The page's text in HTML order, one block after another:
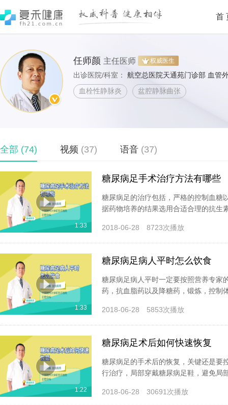
首
任师颜 主任医师 权威医生
出诊医院/科室：
航空总医院天通苑门诊部 血管
血栓性静脉炎
盆腔静脉曲张
全部 (74) 视频 (37) 语音 (37)
1:33
糖尿病足手术治疗方法有哪些
糖尿病足的治疗包括，严格的控制血糖
据药物培养的结果选用合适合理的抗生
2018-06-28 8723次播放
1:33
糖尿病足病人平时怎么饮食
糖尿病足病人平时一定要按照营养专家
药，抗血脂药以及降糖药，锻炼，控制
2018-06-28 5853次播放
1:22
糖尿病足术后如何快速恢复
糖尿病足的手术后的恢复，关键还是要
行治疗，局部穿戴糖尿病足鞋，避免局
2018-06-28 30691次播放